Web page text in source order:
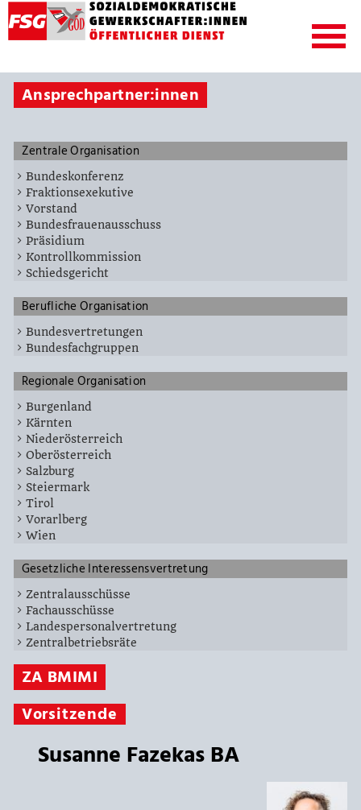
Ansprechpartner:innen
Zentrale Organisation
Bundeskonferenz
Fraktionsexekutive
Vorstand
Bundesfrauenausschuss
Präsidium
Kontrollkommission
Schiedsgericht
Berufliche Organisation
Bundesvertretungen
Bundesfachgruppen
Regionale Organisation
Burgenland
Kärnten
Niederösterreich
Oberösterreich
Salzburg
Steiermark
Tirol
Vorarlberg
Wien
Gesetzliche Interessensvertretung
Zentralausschüsse
Fachausschüsse
Landespersonalvertretung
Zentralbetriebsräte
ZA BMIMI
Vorsitzende
Susanne Fazekas BA